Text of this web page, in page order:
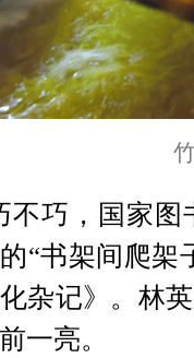
不巧，国家
“书架间爬架
杂记》。林
一亮。